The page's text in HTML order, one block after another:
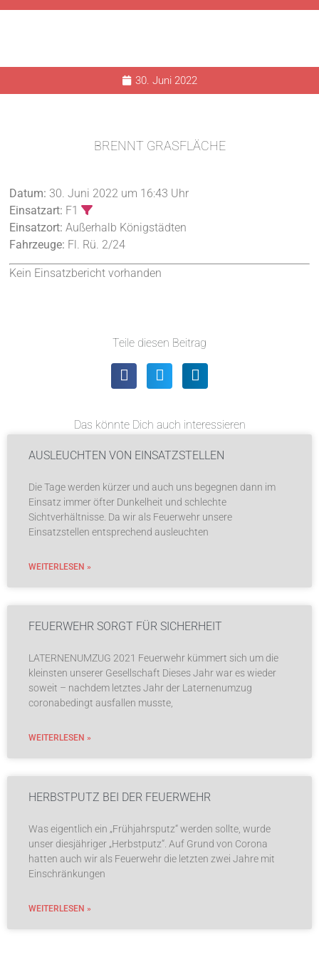
30. Juni 2022
BRENNT GRASFLÄCHE
Datum: 30. Juni 2022 um 16:43 Uhr
Einsatzart: F1
Einsatzort: Außerhalb Königstädten
Fahrzeuge: Fl. Rü. 2/24
Kein Einsatzbericht vorhanden
Teile diesen Beitrag
Das könnte Dich auch interessieren
AUSLEUCHTEN VON EINSATZSTELLEN
Die Tage werden kürzer und auch uns begegnen dann im
Einsatz immer öfter Dunkelheit und schlechte
Sichtverhältnisse. Da wir als Feuerwehr unsere
Einsatzstellen entsprechend ausleuchten
WEITERLESEN »
FEUERWEHR SORGT FÜR SICHERHEIT
LATERNENUMZUG 2021 Feuerwehr kümmert sich um die
kleinsten unserer Gesellschaft Dieses Jahr war es wieder
soweit – nachdem letztes Jahr der Laternenumzug
coronabedingt ausfallen musste,
WEITERLESEN »
HERBSTPUTZ BEI DER FEUERWEHR
Was eigentlich ein „Frühjahrsputz“ werden sollte, wurde
unser diesjähriger „Herbstputz“. Auf Grund von Corona
hatten auch wir als Feuerwehr die letzten zwei Jahre mit
Einschränkungen
WEITERLESEN »